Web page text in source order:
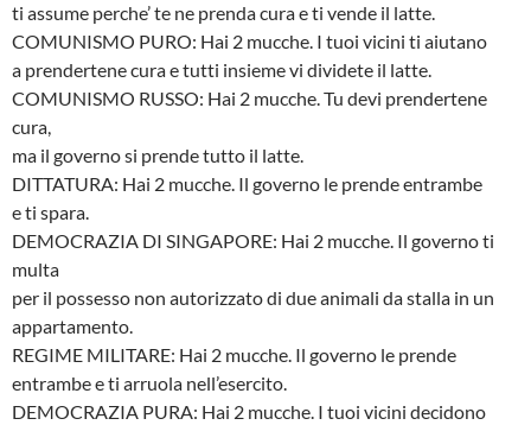
ti assume perche’ te ne prenda cura e ti vende il latte.
COMUNISMO PURO: Hai 2 mucche. I tuoi vicini ti aiutano
a prendertene cura e tutti insieme vi dividete il latte.
COMUNISMO RUSSO: Hai 2 mucche. Tu devi prendertene
cura,
ma il governo si prende tutto il latte.
DITTATURA: Hai 2 mucche. Il governo le prende entrambe
e ti spara.
DEMOCRAZIA DI SINGAPORE: Hai 2 mucche. Il governo ti
multa
per il possesso non autorizzato di due animali da stalla in un
appartamento.
REGIME MILITARE: Hai 2 mucche. Il governo le prende
entrambe e ti arruola nell’esercito.
DEMOCRAZIA PURA: Hai 2 mucche. I tuoi vicini decidono